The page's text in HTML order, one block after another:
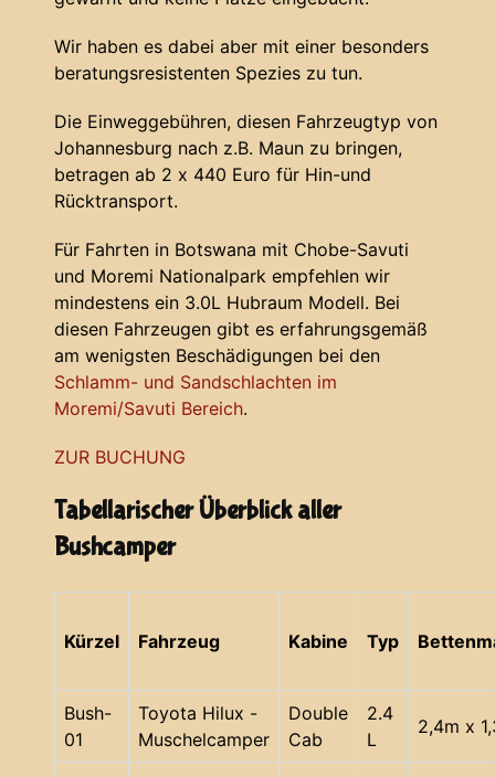
Wir haben es dabei aber mit einer besonders
beratungsresistenten Spezies zu tun.
Die Einweggebühren, diesen Fahrzeugtyp von
Johannesburg nach z.B. Maun zu bringen,
betragen ab 2 x 440 Euro für Hin-und
Rücktransport.
Für Fahrten in Botswana mit Chobe-Savuti
und Moremi Nationalpark empfehlen wir
mindestens ein 3.0L Hubraum Modell. Bei
diesen Fahrzeugen gibt es erfahrungsgemäß
am wenigsten Beschädigungen bei den
Schlamm- und Sandschlachten im
Moremi/Savuti Bereich.
ZUR BUCHUNG
Tabellarischer Überblick aller
Bushcamper
Kürzel Fahrzeug Kabine Typ
Bush-
01
Toyota Hilux -
Muschelcamper
Double
Cab
2.4
L
2,4m x